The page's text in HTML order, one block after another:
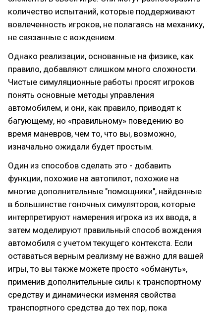
количество испытаний, которые поддерживают
вовлеченность игроков, не полагаясь на механику,
не связанные с вождением.
Однако реализации, основанные на физике, как
правило, добавляют слишком много сложности.
Чистые симуляционные работы просят игроков
понять основные методы управления
автомобилем, и они, как правило, приводят к
багующему, но «правильному» поведению во
время маневров, чем то, что вы, возможно,
изначально ожидали будет простым.
Один из способов сделать это - добавить
функции, похожие на автопилот, похожие на
многие дополнительные "помощники", найденные
в большинстве гоночных симуляторов, которые
интерпретируют намерения игрока из их ввода, а
затем моделируют правильный способ вождения
автомобиля с учетом текущего контекста. Если
оставаться верным реализму не важно для вашей
игры, то вы также можете просто «обмануть»,
применив дополнительные силы к транспортному
средству и динамически изменяя свойства
транспортного средства до тех пор, пока